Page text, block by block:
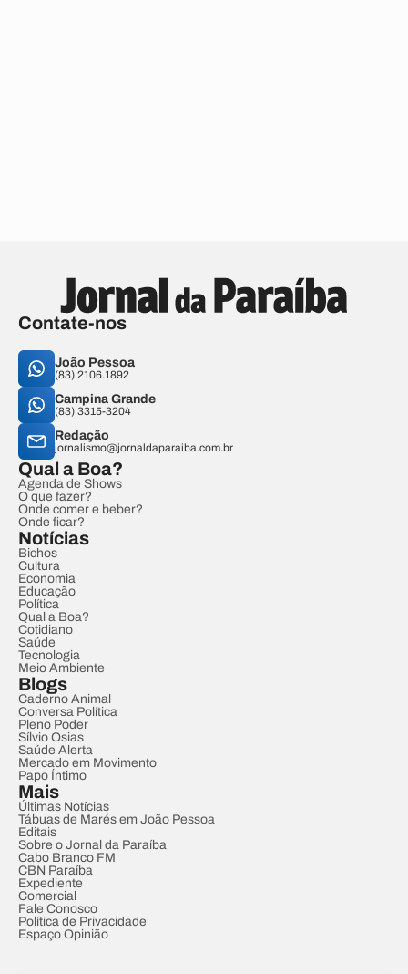
Contate-nos
João Pessoa
(83) 2106.1892
Campina Grande
(83) 3315-3204
Redação
jornalismo@jornaldaparaiba.com.br
Qual a Boa?
Agenda de Shows
O que fazer?
Onde comer e beber?
Onde ficar?
Notícias
Bichos
Cultura
Economia
Educação
Política
Qual a Boa?
Cotidiano
Saúde
Tecnologia
Meio Ambiente
Blogs
Caderno Animal
Conversa Política
Pleno Poder
Sílvio Osias
Saúde Alerta
Mercado em Movimento
Papo Íntimo
Mais
Últimas Notícias
Tábuas de Marés em João Pessoa
Editais
Sobre o Jornal da Paraíba
Cabo Branco FM
CBN Paraíba
Expediente
Comercial
Fale Conosco
Política de Privacidade
Espaço Opinião